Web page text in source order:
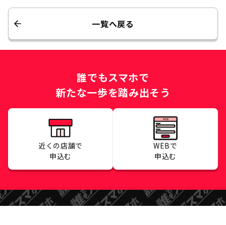
一覧へ戻る
誰でもスマホで
新たな一歩を踏み出そう
近くの店舗で
申込む
WEBで
申込む